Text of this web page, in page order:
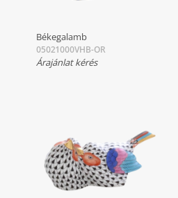
Békegalamb
05021000VHB-OR
Árajánlat kérés